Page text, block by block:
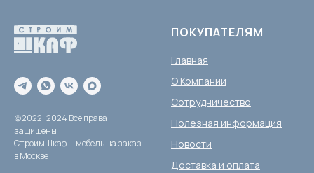
(c)2022−2024 Все права
защищены
СтроимШкаф — мебель на заказ
в Москве
ПОКУПАТЕЛЯМ
Главная
О Компании
Сотрудничество
Полезная информация
Новости
Доставка и оплата